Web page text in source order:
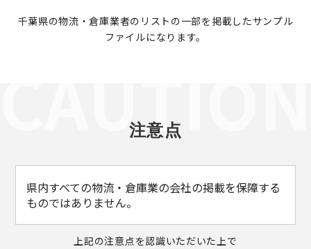
千葉県の物流・倉庫業者のリストの一部を掲載したサンプル
ファイルになります。
注意点
県内すべての物流・倉庫業の会社の掲載を保障する
ものではありません。
上記の注意点を認識いただいた上で